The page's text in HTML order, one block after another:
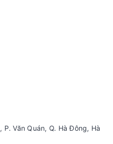
Văn Quán, Q. Hà Đông, Hà